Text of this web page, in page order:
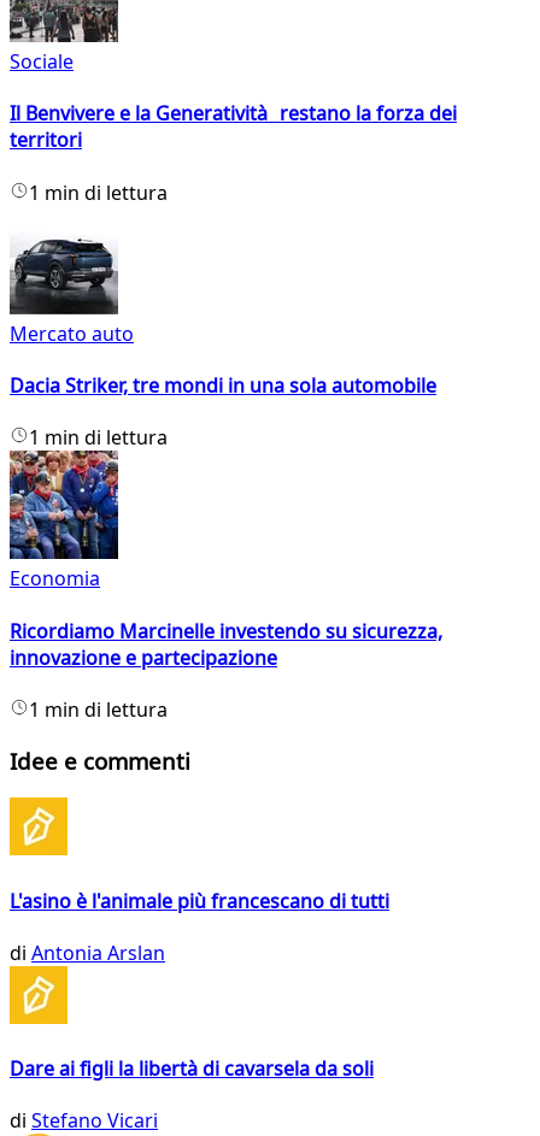
Sociale
Il Benvivere e la Generatività restano la forza dei
territori
1 min di lettura
Mercato auto
Dacia Striker, tre mondi in una sola automobile
1 min di lettura
Economia
Ricordiamo Marcinelle investendo su sicurezza,
innovazione e partecipazione
1 min di lettura
Idee e commenti
L'asino è l'animale più francescano di tutti
di Antonia Arslan
Dare ai figli la libertà di cavarsela da soli
di Stefano Vicari